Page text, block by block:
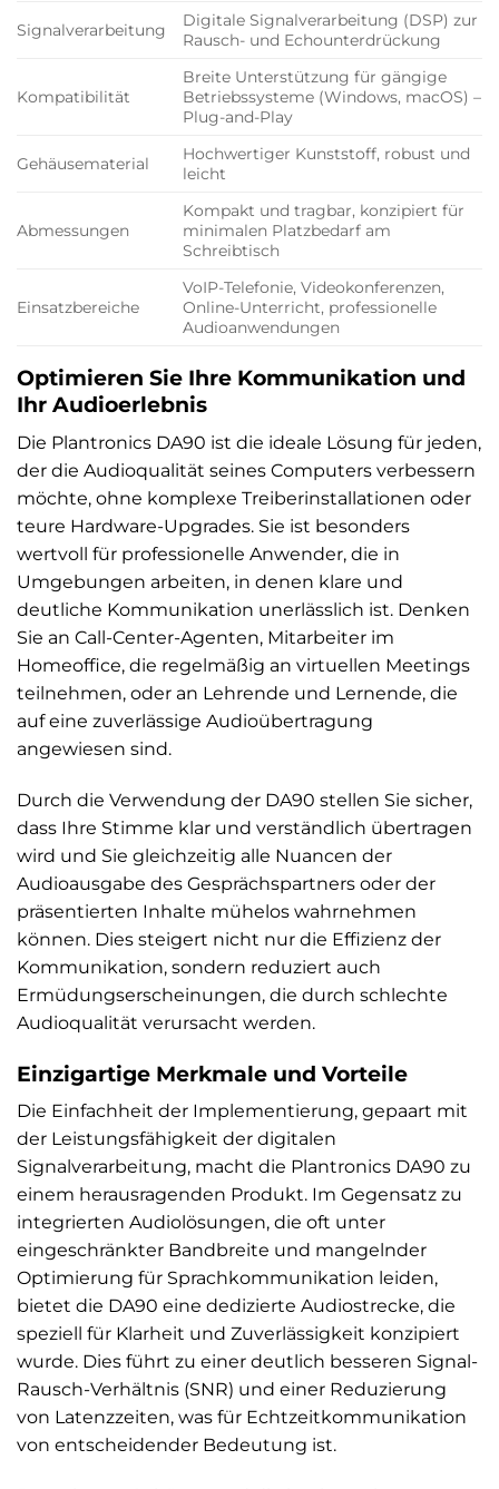
Signalverarbeitung
Digitale Signalverarbeitung (DSP) zur
Rausch- und Echounterdrückung
Kompatibilität
Breite Unterstützung für gängige
Betriebssysteme (Windows, macOS) –
Plug-and-Play
Gehäusematerial
Hochwertiger Kunststoff, robust und
leicht
Abmessungen
Kompakt und tragbar, konzipiert für
minimalen Platzbedarf am
Schreibtisch
Einsatzbereiche
VoIP-Telefonie, Videokonferenzen,
Online-Unterricht, professionelle
Audioanwendungen
Optimieren Sie Ihre Kommunikation und
Ihr Audioerlebnis
Die Plantronics DA90 ist die ideale Lösung für jeden,
der die Audioqualität seines Computers verbessern
möchte, ohne komplexe Treiberinstallationen oder
teure Hardware-Upgrades. Sie ist besonders
wertvoll für professionelle Anwender, die in
Umgebungen arbeiten, in denen klare und
deutliche Kommunikation unerlässlich ist. Denken
Sie an Call-Center-Agenten, Mitarbeiter im
Homeoffice, die regelmäßig an virtuellen Meetings
teilnehmen, oder an Lehrende und Lernende, die
auf eine zuverlässige Audioübertragung
angewiesen sind.
Durch die Verwendung der DA90 stellen Sie sicher,
dass Ihre Stimme klar und verständlich übertragen
wird und Sie gleichzeitig alle Nuancen der
Audioausgabe des Gesprächspartners oder der
präsentierten Inhalte mühelos wahrnehmen
können. Dies steigert nicht nur die Effizienz der
Kommunikation, sondern reduziert auch
Ermüdungserscheinungen, die durch schlechte
Audioqualität verursacht werden.
Einzigartige Merkmale und Vorteile
Die Einfachheit der Implementierung, gepaart mit
der Leistungsfähigkeit der digitalen
Signalverarbeitung, macht die Plantronics DA90 zu
einem herausragenden Produkt. Im Gegensatz zu
integrierten Audiolösungen, die oft unter
eingeschränkter Bandbreite und mangelnder
Optimierung für Sprachkommunikation leiden,
bietet die DA90 eine dedizierte Audiostrecke, die
speziell für Klarheit und Zuverlässigkeit konzipiert
wurde. Dies führt zu einer deutlich besseren Signal-
Rausch-Verhältnis (SNR) und einer Reduzierung
von Latenzzeiten, was für Echtzeitkommunikation
von entscheidender Bedeutung ist.